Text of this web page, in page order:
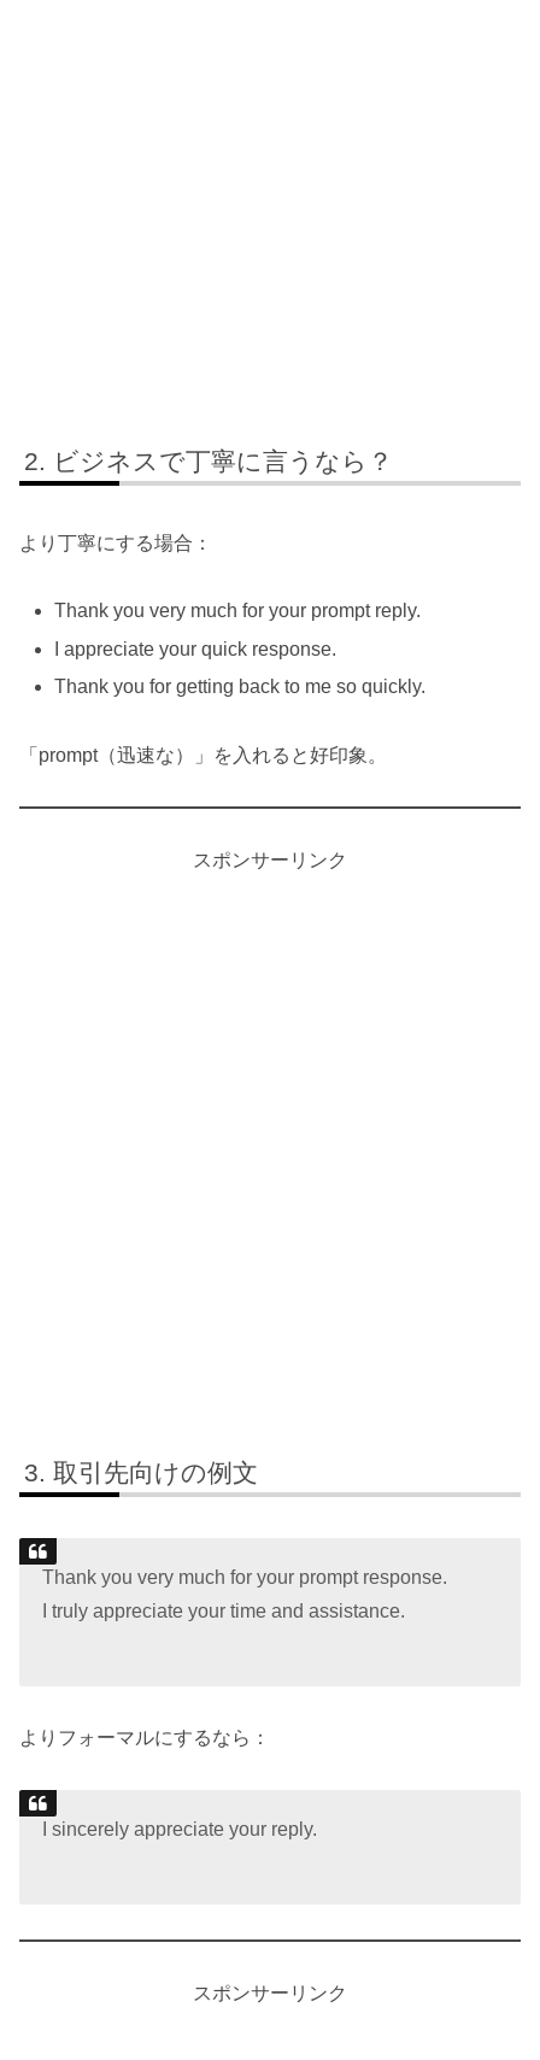
ビジネスで丁寧に言うなら？
より丁寧にする場合：
Thank you very much for your prompt reply.
I appreciate your quick response.
Thank you for getting back to me so quickly.
「prompt（迅速な）」を入れると好印象。
スポンサーリンク
取引先向けの例文
Thank you very much for your prompt response.
I truly appreciate your time and assistance.
よりフォーマルにするなら：
I sincerely appreciate your reply.
スポンサーリンク